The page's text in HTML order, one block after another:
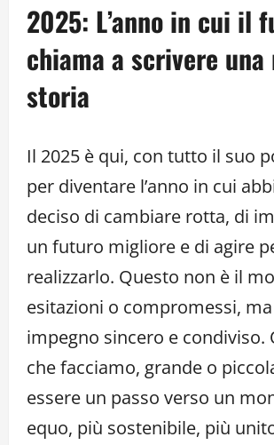
2025: L’anno in cui il
chiama a scrivere una
storia
Il 2025 è qui, con tutto il suo
per diventare l’anno in cui
deciso di cambiare rotta, di
un futuro migliore e di agire
realizzarlo. Questo non è il
esitazioni o compromessi,
impegno sincero e condiviso.
che facciamo, grande o
essere un passo verso un
equo, più sostenibile, più